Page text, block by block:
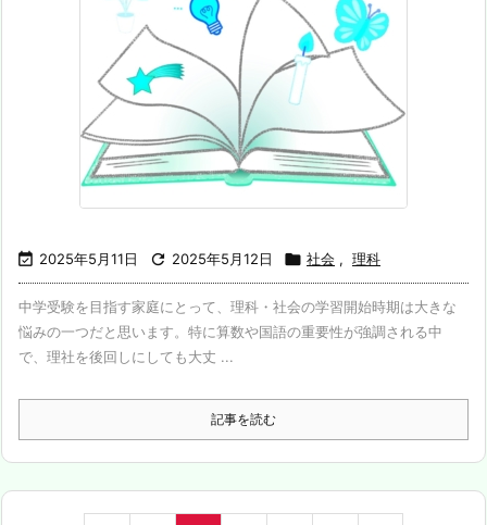
 2025年5月11日  2025年5月12日  社会 , 理科
中学受験を目指す家庭にとって、理科・社会の学習開始時期は大きな
悩みの一つだと思います。特に算数や国語の重要性が強調される中
で、理社を後回しにしても大丈 ...
記事を読む